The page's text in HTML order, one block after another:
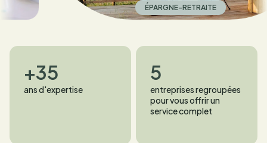
ÉPARGNE-RETRAITE
+35
ans d'expertise
5
entreprises regroupées
pour vous offrir un
service complet